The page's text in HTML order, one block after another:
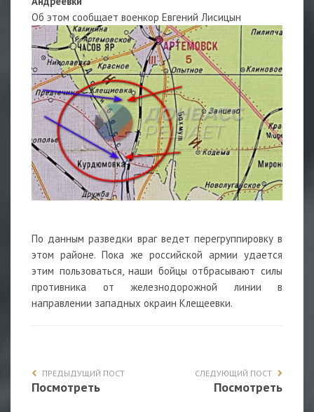
Об этом сообщает военкор Евгений Лисицын
По данным разведки враг ведет перегруппировку в
этом районе. Пока же российской армии удается
этим пользоваться, наши бойцы отбрасывают силы
противника от железнодорожной линии в
направлении западных окраин Клещеевки.
ПРЕДЫДУЩИЙ ПОСТ
Посмотреть
СЛЕДУЮЩИЙ ПОСТ
Посмотреть